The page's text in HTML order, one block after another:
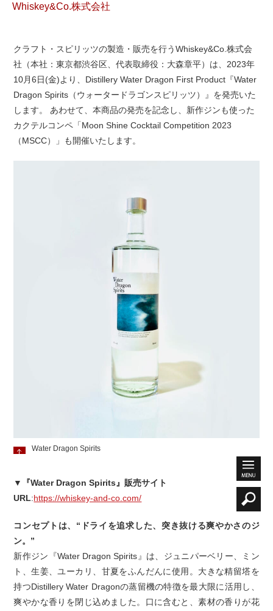
Whiskey&Co.株式会社
クラフト・スピリッツの製造・販売を行うWhiskey&Co.株式会
社（本社：東京都渋谷区、代表取締役：大森章平）は、2023年
10月6日(金)より、Distillery Water Dragon First Product『Water
Dragon Spirits（ウォータードラゴンスピリッツ）』を発売いた
します。 あわせて、本商品の発売を記念し、新作ジンも使った
カクテルコンペ「Moon Shine Cocktail Competition 2023
（MSCC）」も開催いたします。
Water Dragon Spirits
▼『Water Dragon Spirits』販売サイト
URL:https://whiskey-and-co.com/
コンセプトは、“ドライを追求した、突き抜ける爽やかさのジ
ン。”
新作ジン『Water Dragon Spirits』は、ジュニパーベリー、ミン
ト、生姜、ユーカリ、甘夏をふんだんに使用。大きな精留塔を
持つDistillery Water Dragonの蒸留機の特徴を最大限に活用し、
爽やかな香りを閉じ込めました。口に含むと、素材の香りが花